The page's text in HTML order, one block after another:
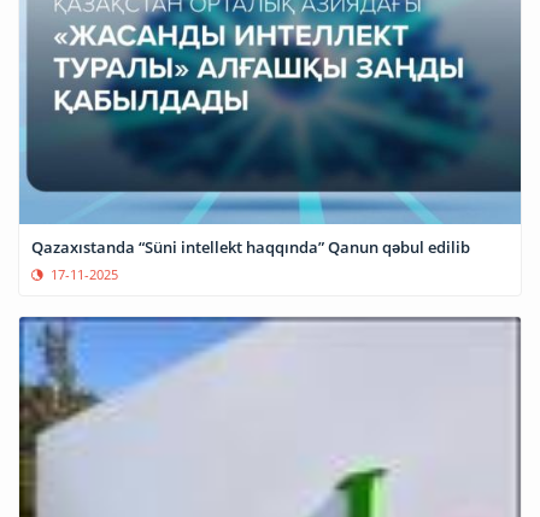
Qazaxıstanda “Süni intellekt haqqında” Qanun qəbul edilib
17-11-2025